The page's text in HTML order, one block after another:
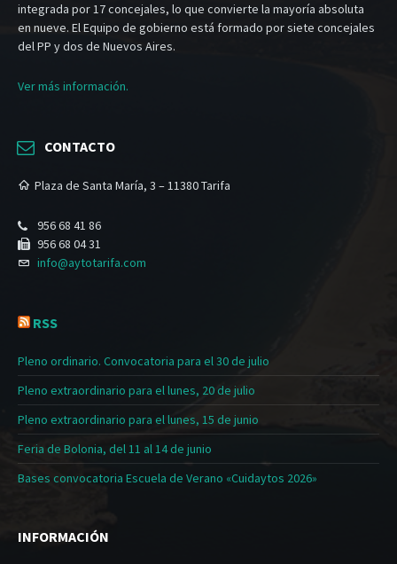
integrada por 17 concejales, lo que convierte la mayoría absoluta
en nueve. El Equipo de gobierno está formado por siete concejales
del PP y dos de Nuevos Aires.
Ver más información.
CONTACTO
Plaza de Santa María, 3 – 11380 Tarifa
956 68 41 86
956 68 04 31
info@aytotarifa.com
RSS
Pleno ordinario. Convocatoria para el 30 de julio
Pleno extraordinario para el lunes, 20 de julio
Pleno extraordinario para el lunes, 15 de junio
Feria de Bolonia, del 11 al 14 de junio
Bases convocatoria Escuela de Verano «Cuidaytos 2026»
INFORMACIÓN